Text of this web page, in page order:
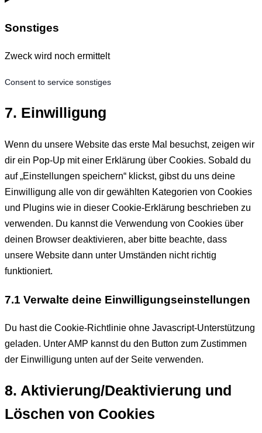
Sonstiges
Zweck wird noch ermittelt
Consent to service sonstiges
7. Einwilligung
Wenn du unsere Website das erste Mal besuchst, zeigen wir
dir ein Pop-Up mit einer Erklärung über Cookies. Sobald du
auf „Einstellungen speichern“ klickst, gibst du uns deine
Einwilligung alle von dir gewählten Kategorien von Cookies
und Plugins wie in dieser Cookie-Erklärung beschrieben zu
verwenden. Du kannst die Verwendung von Cookies über
deinen Browser deaktivieren, aber bitte beachte, dass
unsere Website dann unter Umständen nicht richtig
funktioniert.
7.1 Verwalte deine Einwilligungseinstellungen
Du hast die Cookie-Richtlinie ohne Javascript-Unterstützung
geladen. Unter AMP kannst du den Button zum Zustimmen
der Einwilligung unten auf der Seite verwenden.
8. Aktivierung/Deaktivierung und
Löschen von Cookies